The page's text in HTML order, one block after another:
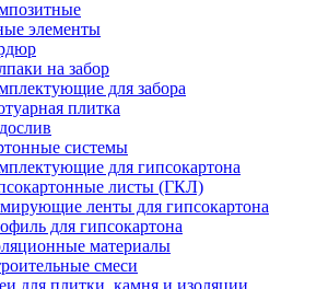
элементы
на забор
для забора
плитка
системы
для гипсокартона
листы (ГКЛ)
ленты для гипсокартона
для гипсокартона
материалы
смеси
для плитки, камня и изоляции